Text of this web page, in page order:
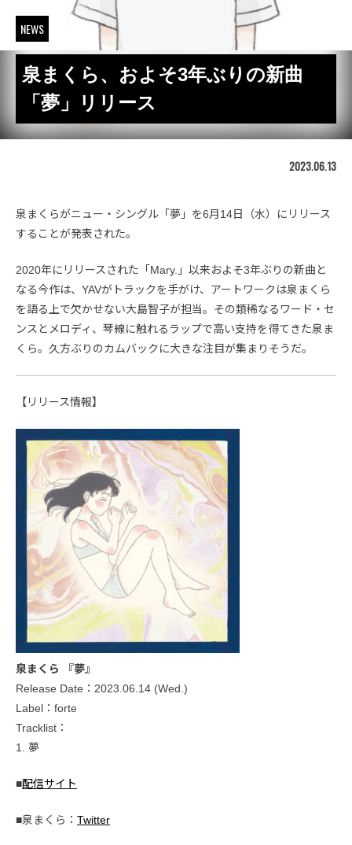
NEWS
泉まくら、およそ3年ぶりの新曲
「夢」リリース
2023.06.13
泉まくらがニュー・シングル「夢」を6月14日（水）にリリース
することが発表された。
2020年にリリースされた「Mary.」以来およそ3年ぶりの新曲と
なる今作は、YAVがトラックを手がけ、アートワークは泉まくら
を語る上で欠かせない大島智子が担当。その類稀なるワード・セ
ンスとメロディ、琴線に触れるラップで高い支持を得てきた泉ま
くら。久方ぶりのカムバックに大きな注目が集まりそうだ。
【リリース情報】
泉まくら 『夢』
Release Date：2023.06.14 (Wed.)
Label：forte
Tracklist：
1. 夢
■配信サイト
■泉まくら： Twitter